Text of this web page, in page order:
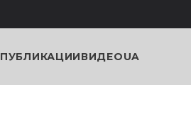
ПУБЛИКАЦИИВИДЕОUA